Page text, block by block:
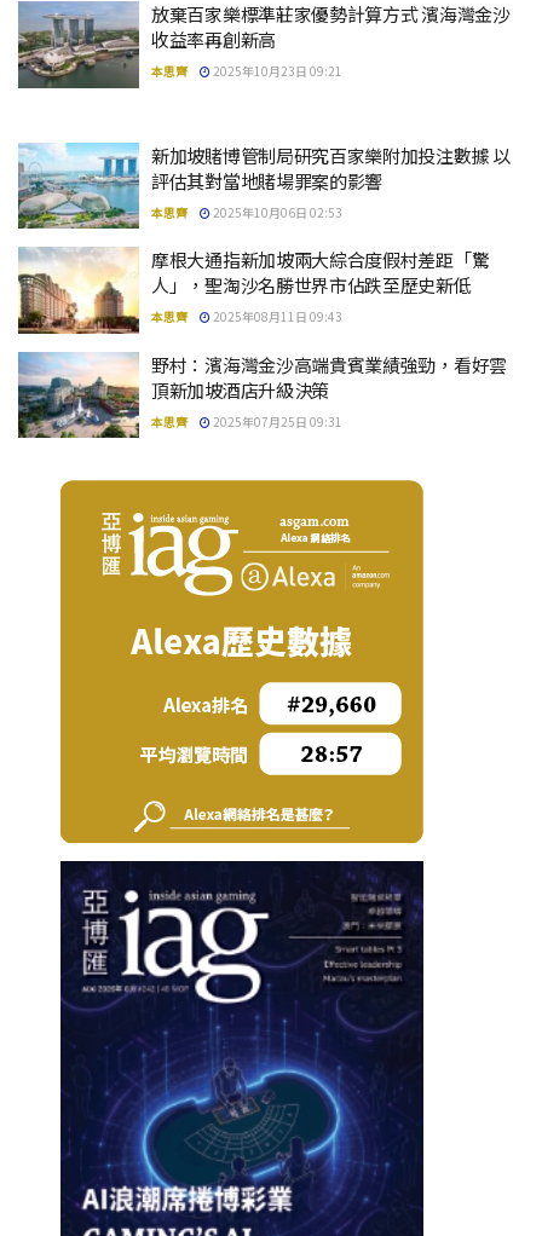
放棄百家樂標準莊家優勢計算方式 濱海灣金沙
收益率再創新高
本思齊 2025年10月23日 09:21
新加坡賭博管制局研究百家樂附加投注數據 以
評估其對當地賭場罪案的影響
本思齊 2025年10月06日 02:53
摩根大通指新加坡兩大綜合度假村差距「驚
人」，聖淘沙名勝世界市佔跌至歷史新低
本思齊 2025年08月11日 09:43
野村：濱海灣金沙高端貴賓業績強勁，看好雲
頂新加坡酒店升級決策
本思齊 2025年07月25日 09:31